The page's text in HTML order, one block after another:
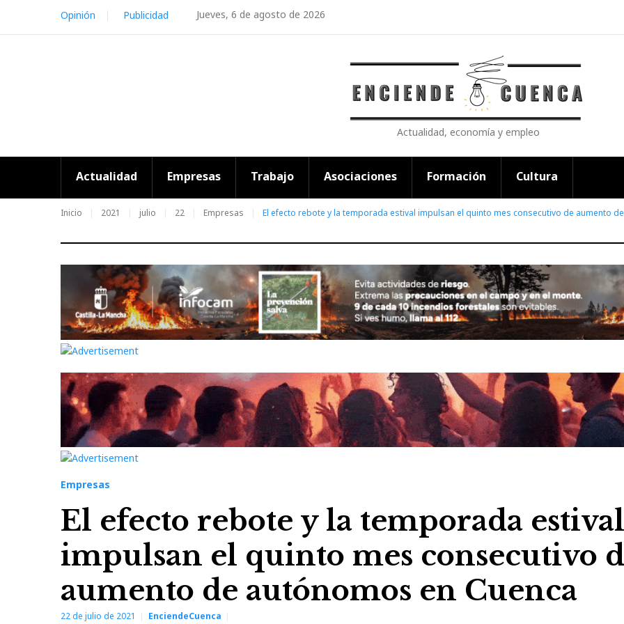
content
Jueves, 6 de agosto de 2026
Opinión Publicidad
Actualidad, economía y empleo
Actualidad Empresas Trabajo Asociaciones Formación Cultura
Inicio 2021 julio 22 Empresas El efecto rebote y la temporada estival impulsan el quinto mes consecutivo de aumento
Empresas
El efecto rebote y la temporada estival
impulsan el quinto mes consecutivo
aumento de autónomos en Cuenca
22 de julio de 2021 EnciendeCuenca